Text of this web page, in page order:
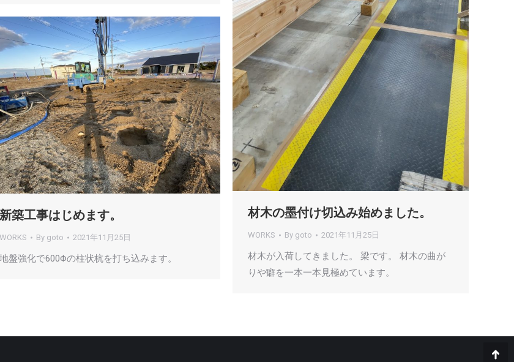
材木の墨付け切込み始めました。
WORKS By goto 2021年11月25日
材木が入荷してきました。 梁です。 材木の曲が
りや癖を一本一本見極めています。
新築工事はじめます。
WORKS By goto 2021年11月25日
地盤強化で600Φの柱状杭を打ち込みます。